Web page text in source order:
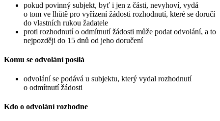
pokud povinný subjekt, byť i jen z části, nevyhoví, vydá
o tom ve lhůtě pro vyřízení žádosti rozhodnutí, které se doručí
do vlastních rukou žadatele
proti rozhodnutí o odmítnutí žádosti může podat odvolání, a to
nejpozději do 15 dnů od jeho doručení
Komu se odvolání posílá
odvolání se podává u subjektu, který vydal rozhodnutí
o odmítnutí žádosti
Kdo o odvolání rozhodne